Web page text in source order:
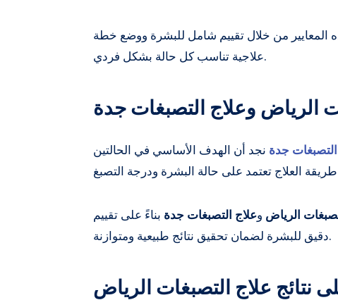
المعايير من خلال تقييم شامل للبشرة ووضع خطة
علاجية تناسب كل حالة بشكل فردي.
الرياض وعلاج التصبغات جدة
جدة نجد أن الهدف الأساسي في الحالتين
الرياض وعلاج التصبغات جدة بناءً على تقييم
دقيق للبشرة لضمان تحقيق نتائج طبيعية ومتوازنة.
نتائج علاج التصبغات الرياض